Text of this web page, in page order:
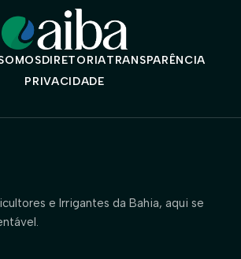
DIRETORIATRANSPARÊNCIA
PRIVACIDADE
e Irrigantes da Bahia, aqui se